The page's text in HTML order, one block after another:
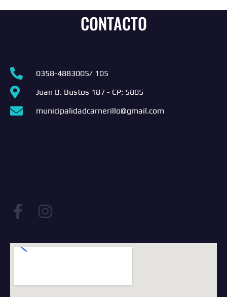
CONTACTO
0358-4883005/ 105
Juan B. Bustos 187 - CP: 5805
municipalidadcarnerillo@gmail.com